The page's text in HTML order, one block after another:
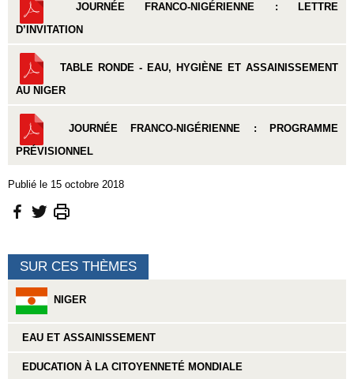
JOURNÉE FRANCO-NIGÉRIENNE : LETTRE
D’INVITATION
TABLE RONDE - EAU, HYGIÈNE ET ASSAINISSEMENT
AU NIGER
JOURNÉE FRANCO-NIGÉRIENNE : PROGRAMME
PRÉVISIONNEL
Publié le 15 octobre 2018
SUR CES THÈMES
NIGER
EAU ET ASSAINISSEMENT
EDUCATION À LA CITOYENNETÉ MONDIALE